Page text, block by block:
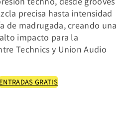
precisa hasta intensidad
de madrugada, creando una
impacto para la
Technics y Union Audio
ENTRADAS GRATIS